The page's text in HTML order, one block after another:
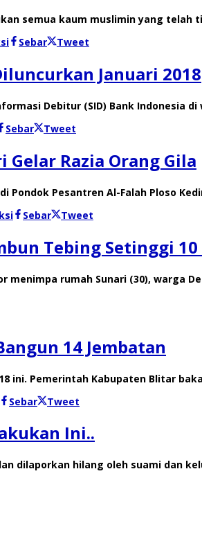
semua kaum muslimin yang telah
Sebar Tweet
Januari 2018
Debitur (SID) Bank Indonesia
Sebar Tweet
Gelar Razia Orang Gila
Pesantren Al-Falah Ploso
Sebar Tweet
Tebing Setinggi
rumah Sunari (30), warga
14 Jembatan
ini. Pemerintah Kabupaten Blitar
Sebar Tweet
Ini..
dilaporkan hilang oleh suami dan